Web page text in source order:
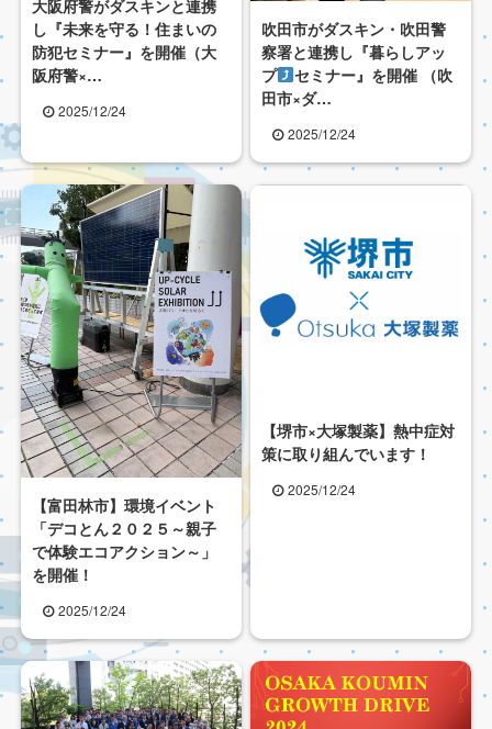
大阪府警がダスキンと連携
し『未来を守る！住まいの
防犯セミナー』を開催（大
阪府警×…
2025/12/24
吹田市がダスキン・吹田警
察署と連携し『暮らしアッ
プ
セミナー』を開催 （吹
田市×ダ…
2025/12/24
【富田林市】環境イベント
「デコとん２０２５～親子
で体験エコアクション～」
を開催！
2025/12/24
【堺市×大塚製薬】熱中症対
策に取り組んでいます！
2025/12/24